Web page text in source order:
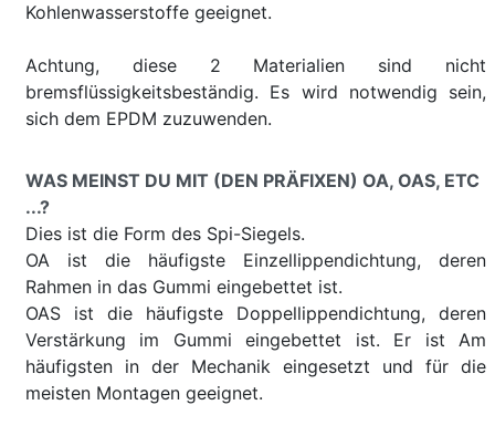
Kohlenwasserstoffe geeignet.
Achtung, diese 2 Materialien sind nicht
bremsflüssigkeitsbeständig. Es wird notwendig sein,
sich dem EPDM zuzuwenden.
WAS MEINST DU MIT (DEN PRÄFIXEN) OA, OAS, ETC
...?
Dies ist die Form des Spi-Siegels.
OA ist die häufigste Einzellippendichtung, deren
Rahmen in das Gummi eingebettet ist.
OAS ist die häufigste Doppellippendichtung, deren
Verstärkung im Gummi eingebettet ist. Er ist Am
häufigsten in der Mechanik eingesetzt und für die
meisten Montagen geeignet.